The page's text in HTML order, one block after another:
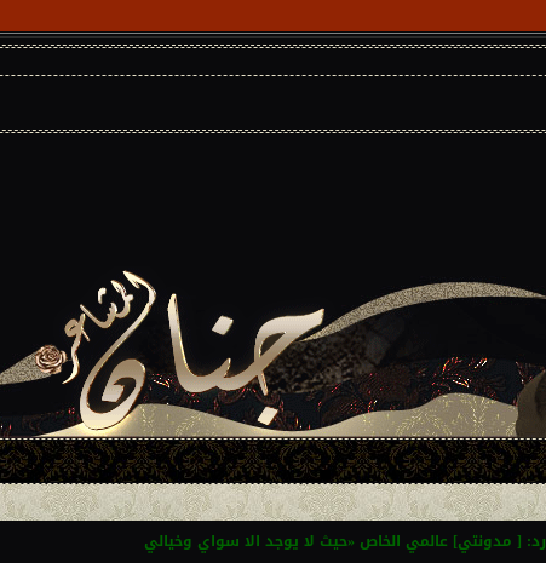
رد: [ مدونتي] عالمي الخاص «حيث لا يوجد الا سواي وخيالي